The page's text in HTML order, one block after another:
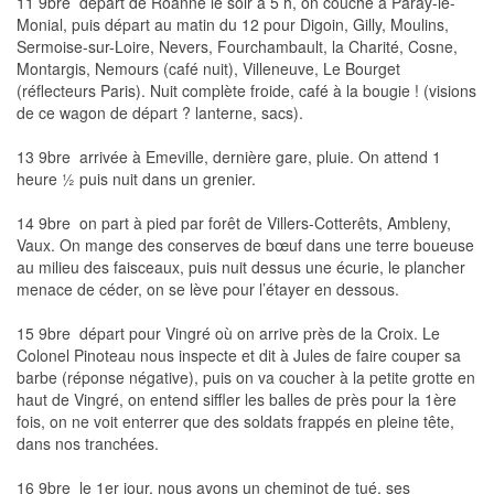
Monial, puis départ au matin du 12 pour Digoin, Gilly, Moulins,
Sermoise-sur-Loire, Nevers, Fourchambault, la Charité, Cosne,
Montargis, Nemours (café nuit), Villeneuve, Le Bourget
(réflecteurs Paris). Nuit complète froide, café à la bougie ! (visions
de ce wagon de départ ? lanterne, sacs).
13 9bre  arrivée à Emeville, dernière gare, pluie. On attend 1
heure ½ puis nuit dans un grenier.
14 9bre  on part à pied par forêt de Villers-Cotterêts, Ambleny,
Vaux. On mange des conserves de bœuf dans une terre boueuse
au milieu des faisceaux, puis nuit dessus une écurie, le plancher
menace de céder, on se lève pour l’étayer en dessous.
15 9bre  départ pour Vingré où on arrive près de la Croix. Le
Colonel Pinoteau nous inspecte et dit à Jules de faire couper sa
barbe (réponse négative), puis on va coucher à la petite grotte en
haut de Vingré, on entend siffler les balles de près pour la 1ère
fois, on ne voit enterrer que des soldats frappés en pleine tête,
dans nos tranchées.
16 9bre  le 1er jour, nous avons un cheminot de tué, ses